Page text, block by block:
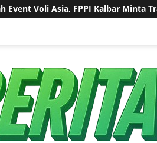
Transparansi Anggaran